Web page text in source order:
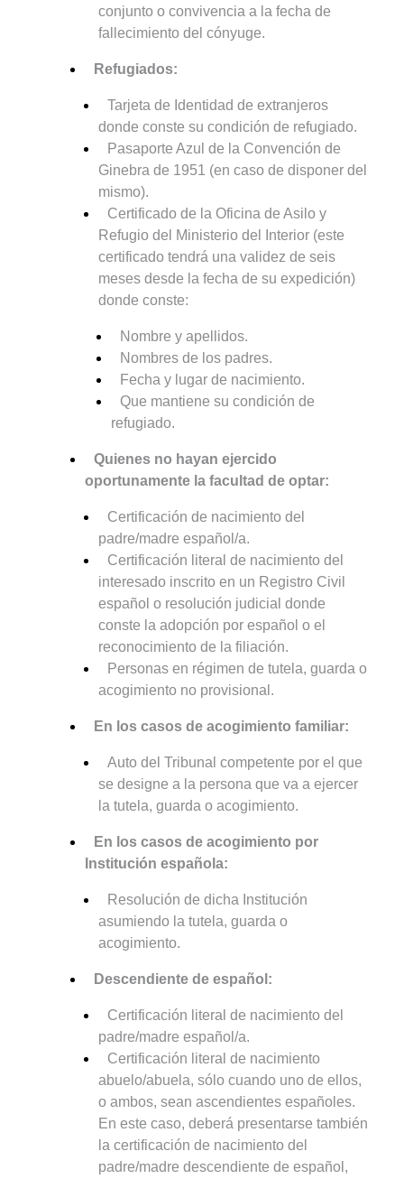
conjunto o convivencia a la fecha de
fallecimiento del cónyuge.
Refugiados:
Tarjeta de Identidad de extranjeros
donde conste su condición de refugiado.
Pasaporte Azul de la Convención de
Ginebra de 1951 (en caso de disponer del
mismo).
Certificado de la Oficina de Asilo y
Refugio del Ministerio del Interior (este
certificado tendrá una validez de seis
meses desde la fecha de su expedición)
donde conste:
Nombre y apellidos.
Nombres de los padres.
Fecha y lugar de nacimiento.
Que mantiene su condición de
refugiado.
Quienes no hayan ejercido
oportunamente la facultad de optar:
Certificación de nacimiento del
padre/madre español/a.
Certificación literal de nacimiento del
interesado inscrito en un Registro Civil
español o resolución judicial donde
conste la adopción por español o el
reconocimiento de la filiación.
Personas en régimen de tutela, guarda o
acogimiento no provisional.
En los casos de acogimiento familiar:
Auto del Tribunal competente por el que
se designe a la persona que va a ejercer
la tutela, guarda o acogimiento.
En los casos de acogimiento por
Institución española:
Resolución de dicha Institución
asumiendo la tutela, guarda o
acogimiento.
Descendiente de español:
Certificación literal de nacimiento del
padre/madre español/a.
Certificación literal de nacimiento
abuelo/abuela, sólo cuando uno de ellos,
o ambos, sean ascendientes españoles.
En este caso, deberá presentarse también
la certificación de nacimiento del
padre/madre descendiente de español,